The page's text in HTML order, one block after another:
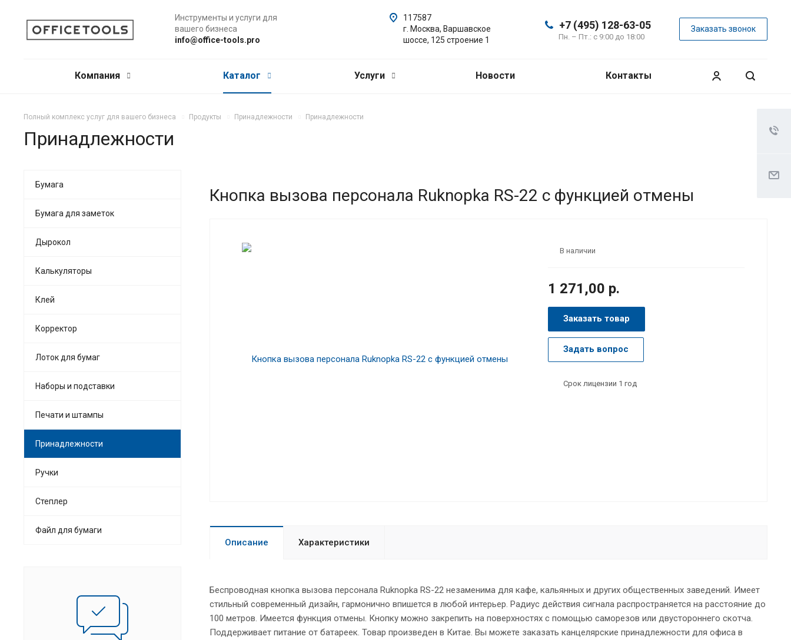
Инструменты и услуги для
вашего бизнеса
info@office-tools.pro
+7 (495) 128-63-05
Пн. – Пт.: с 9:00 до 18:00
Заказать звонок
117587
г. Москва, Варшавское
шоссе, 125 строение 1
Компания Каталог Услуги Новости Контакты
Полный комплекс услуг для вашего бизнеса Продукты Принадлежности Принадлежности
Принадлежности
Кнопка вызова персонала Ruknopka RS-22 с функцией отмены
В наличии
1 271,00 р.
Заказать товар
Задать вопрос
Срок лицензии 1 год
Описание Характеристики
Беспроводная кнопка вызова персонала Ruknopka RS-22 незаменима для кафе, кальянных и других общественных заведений. Имеет
стильный современный дизайн, гармонично впишется в любой интерьер. Радиус действия сигнала распространяется на расстояние до
100 метров. Имеется функция отмены. Кнопку можно закрепить на поверхностях с помощью саморезов или двустороннего скотча.
Поддерживает питание от батареек. Товар произведен в Китае. Вы можете заказать канцелярские принадлежности для офиса в
Бумага
Бумага для заметок
Дырокол
Калькуляторы
Клей
Корректор
Лоток для бумаг
Наборы и подставки
Печати и штампы
Принадлежности
Ручки
Степлер
Файл для бумаги